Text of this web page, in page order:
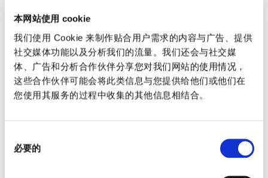
本网站使用 cookie
我们使用 Cookie 来制作贴合用户需求的内容与广告、提供
社交媒体功能以及分析我们的流量。我们还会与社交媒
体、广告和分析合作伙伴分享您对我们网站的使用情况，
这些合作伙伴可能会将此类信息与您提供给他们或他们在
您使用其服务的过程中收集的其他信息相结合。
必要的